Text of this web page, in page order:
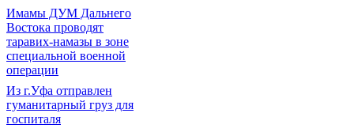
Имамы ДУМ Дальнего
Востока проводят
таравих-намазы в зоне
специальной военной
операции
Из г.Уфа отправлен
гуманитарный груз для
госпиталя